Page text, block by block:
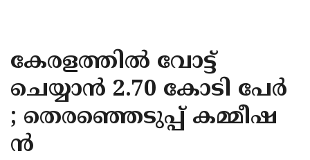
KANNUR
KASARAGOD
കേരളത്തിൽ വോട്ട്
ചെയ്യാൻ 2.70 കോടി പേർ
; തെരഞ്ഞെടുപ്പ് കമ്മീഷ
ൻ